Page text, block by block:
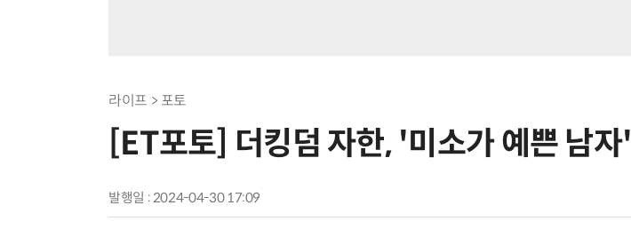
라이프 > 포토
[ET포토] 더킹덤 자한, '미소가 예쁜 남자'
발행일 : 2024-04-30 17:09